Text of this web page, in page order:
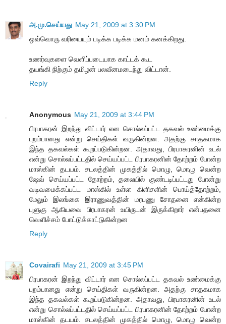
அ.மு.செய்யது May 21, 2009 at 3:30 PM
ஒவ்வொரு வரியையும் படிக்க படிக்க மனம் கனக்கிறது.
உணர்வுகளை வெளிப்படையாக காட்டக் கூட
தயங்கி நிற்கும் தமிழன் பலவீனமடைந்து விட்டான்.
Reply
Anonymous May 21, 2009 at 3:44 PM
பிரபாகரன் இறந்து விட்டார் என சொல்லப்பட்ட தகவல் உண்மைக்கு
புறம்பானது என்று செய்திகள் வருகின்றன. அதற்கு சாதகமாக
இந்த தகவல்கள் கூறப்படுகின்றன. அதாவது, பிரபாகரனின் உடல்
என்று சொல்லப்பட்டதில் செய்யப்பட்ட பிரபாகரனின் தோற்றம் போன்ற
மாஸ்கின் தடயம். சடலத்தின் முகத்தில் மொழு, மொழு வென்ற
ஷேவ் செய்யப்பட்ட தோற்றம், தலையில் குண்டடிப்பட்டது போன்று
வடிவமைக்கப்பட்ட மாஸ்கில் உள்ள கிளிசளின் பொய்த்தோற்றம்,
மேலும் இலங்கை இராணுவத்தின் மரபணு சோதனை என்கின்ற
புளுகு ஆகியவை பிரபாகரன் உயிருடன் இருக்கிறார் என்பதனை
வெளிச்சம் போட்டுக்காட்டுகின்றன
Reply
Covairafi May 21, 2009 at 3:45 PM
பிரபாகரன் இறந்து விட்டார் என சொல்லப்பட்ட தகவல் உண்மைக்கு
புறம்பானது என்று செய்திகள் வருகின்றன. அதற்கு சாதகமாக
இந்த தகவல்கள் கூறப்படுகின்றன. அதாவது, பிரபாகரனின் உடல்
என்று சொல்லப்பட்டதில் செய்யப்பட்ட பிரபாகரனின் தோற்றம் போன்ற
மாஸ்கின் தடயம். சடலத்தின் முகத்தில் மொழு, மொழு வென்ற